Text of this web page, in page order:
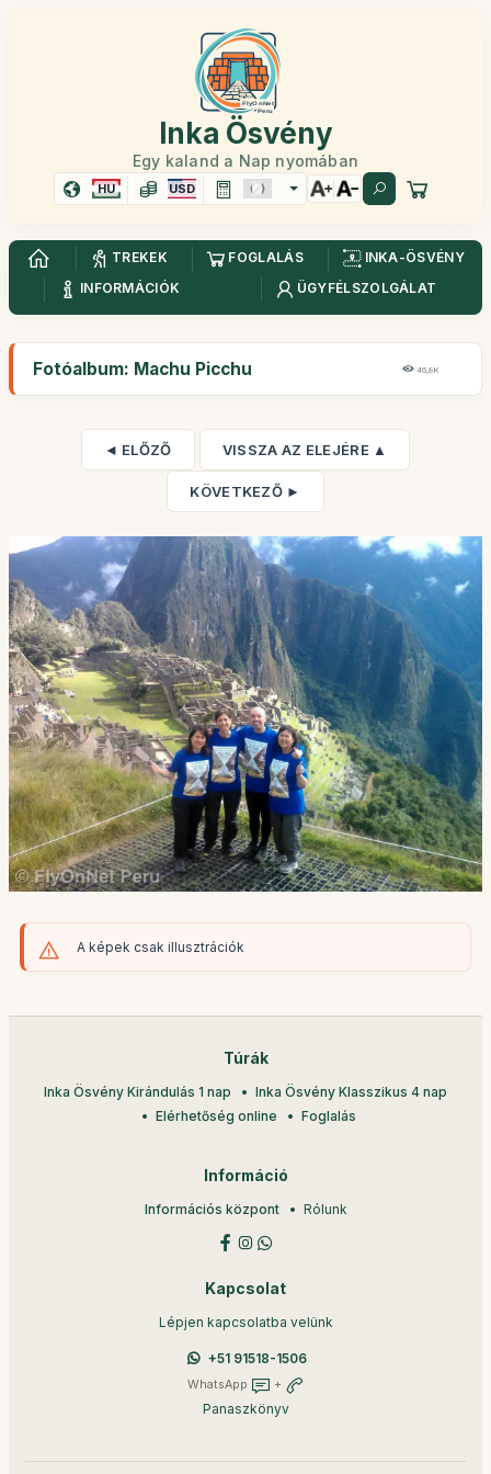
Inka Ösvény
Egy kaland a Nap nyomában
HU USD
TREKEK FOGLALÁS
INKA-ÖSVÉNY
INFORMÁCIÓK
ÜGYFÉLSZOLGÁLAT
Fotóalbum: Machu Picchu 46,8K
◄ ELŐZŐ VISSZA AZ ELEJÉRE ▲
KÖVETKEZŐ ►
A képek csak illusztrációk
Túrák
Inka Ösvény Kirándulás 1 nap
Inka Ösvény Klasszikus 4 nap
Elérhetőség online
Foglalás
Információ
Információs központ Rólunk
Kapcsolat
Lépjen kapcsolatba velünk
+51 91518-1506
WhatsApp +
Panaszkönyv